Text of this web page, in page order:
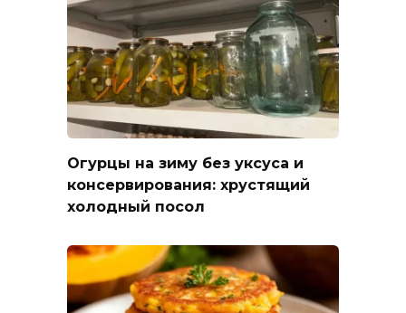
Огурцы на зиму без уксуса и
консервирования: хрустящий
холодный посол